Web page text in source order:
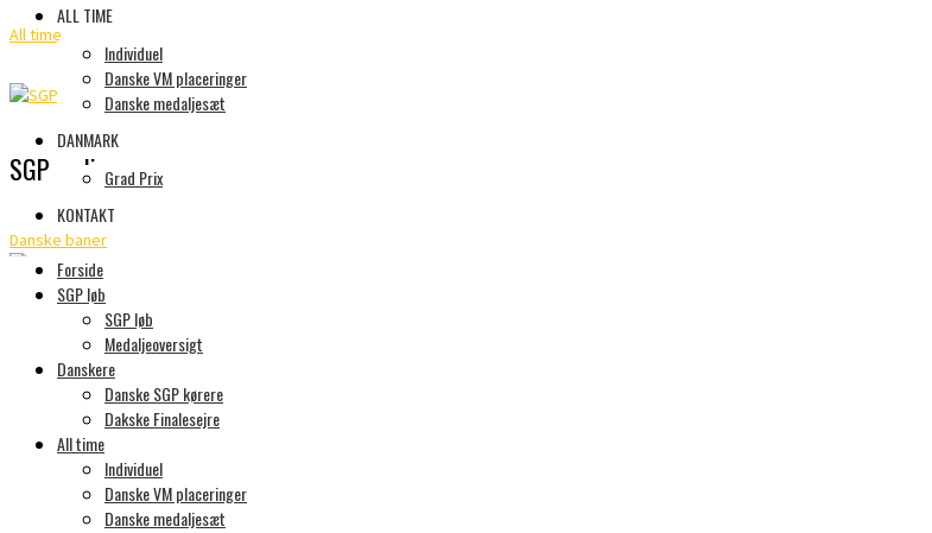
ALL TIME
Individuel
Danske VM placeringer
Danske medaljesæt
DANMARK
Grad Prix
KONTAKT
Forside
SGP løb
SGP løb
Medaljeoversigt
Danskere
Danske SGP kørere
Dakske Finalesejre
All time
Individuel
Danske VM placeringer
Danske medaljesæt
All time
SGP podie
Danske baner
SGP kørere